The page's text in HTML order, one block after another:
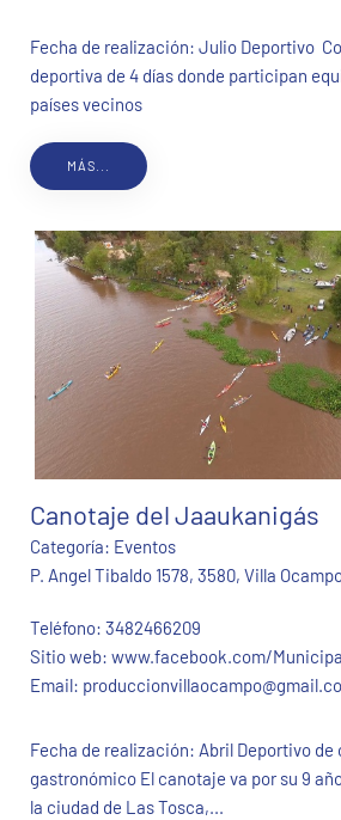
Fecha de realización: Julio Deportivo
deportiva de 4 días donde participan
países vecinos
MÁS...
Canotaje del Jaaukanigás
Categoría: Eventos
P. Angel Tibaldo 1578, 3580, Villa
Teléfono: 3482466209
Sitio web: www.facebook.com/
Email:
Fecha de realización: Abril Deportivo
gastronómico El canotaje va por su 9
la ciudad de Las Tosca,...